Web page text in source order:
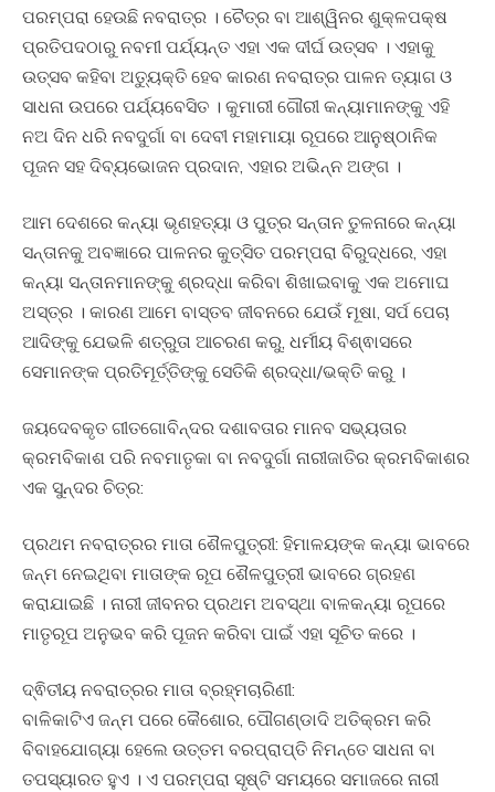
ପରମ୍ପରା ହେଉଛି ନବରାତ୍ର । ଚୈତ୍ର ବା ଆଶ୍ୱିନର ଶୁକ୍ଳପକ୍ଷ
ପ୍ରତିପଦଠାରୁ ନବମୀ ପର୍ଯ୍ୟନ୍ତ ଏହା ଏକ ଦୀର୍ଘ ଉତ୍ସବ । ଏହାକୁ
ଉତ୍ସବ କହିବା ଅତ୍ୟୁକ୍ତି ହେବ କାରଣ ନବରାତ୍ର ପାଳନ ତ୍ୟାଗ ଓ
ସାଧନା ଉପରେ ପର୍ଯ୍ୟବେସିତ । କୁମାରୀ ଗୌରୀ କନ୍ୟାମାନଙ୍କୁ ଏହି
ନଅ ଦିନ ଧରି ନବଦୁର୍ଗା ବା ଦେବୀ ମହାମାୟା ରୂପରେ ଆନୁଷ୍ଠାନିକ
ପୂଜନ ସହ ଦିବ୍ୟଭୋଜନ ପ୍ରଦାନ, ଏହାର ଅଭିନ୍ନ ଅଙ୍ଗ ।
ଆମ ଦେଶରେ କନ୍ୟା ଭୃଣହତ୍ୟା ଓ ପୁତ୍ର ସନ୍ତାନ ତୁଳନାରେ କନ୍ୟା
ସନ୍ତାନକୁ ଅବଜ୍ଞାରେ ପାଳନର କୁତ୍ସିତ ପରମ୍ପରା ବିରୁଦ୍ଧରେ, ଏହା
କନ୍ୟା ସନ୍ତାନମାନଙ୍କୁ ଶ୍ରଦ୍ଧା କରିବା ଶିଖାଇବାକୁ ଏକ ଅମୋଘ
ଅସ୍ତ୍ର । କାରଣ ଆମେ ବାସ୍ତବ ଜୀବନରେ ଯେଉଁ ମୂଷା, ସର୍ପ ପେଚା
ଆଦିଙ୍କୁ ଯେଭଳି ଶତ୍ରୁତା ଆଚରଣ କରୁ, ଧର୍ମୀୟ ବିଶ୍ଵାସରେ
ସେମାନଙ୍କ ପ୍ରତିମୂର୍ତ୍ତିଙ୍କୁ ସେତିକି ଶ୍ରଦ୍ଧା/ଭକ୍ତି କରୁ ।
ଜୟଦେବକୃତ ଗୀତଗୋବିନ୍ଦର ଦଶାବତାର ମାନବ ସଭ୍ୟତାର
କ୍ରମବିକାଶ ପରି ନବମାତୃକା ବା ନବଦୁର୍ଗା ନାରୀଜାତିର କ୍ରମବିକାଶର
ଏକ ସୁନ୍ଦର ଚିତ୍ର:
ପ୍ରଥମ ନବରାତ୍ରର ମାତା ଶୈଳପୁତ୍ରୀ: ହିମାଳୟଙ୍କ କନ୍ୟା ଭାବରେ
ଜନ୍ମ ନେଇଥିବା ମାତାଙ୍କ ରୂପ ଶୈଳପୁତ୍ରୀ ଭାବରେ ଗ୍ରହଣ
କରାଯାଇଛି । ନାରୀ ଜୀବନର ପ୍ରଥମ ଅବସ୍ଥା ବାଳକନ୍ୟା ରୂପରେ
ମାତୃରୂପ ଅନୁଭବ କରି ପୂଜନ କରିବା ପାଇଁ ଏହା ସୂଚିତ କରେ ।
ଦ୍ଵିତୀୟ ନବରାତ୍ରର ମାତା ବ୍ରହ୍ମଚାରିଣୀ:
ବାଳିକାଟିଏ ଜନ୍ମ ପରେ କୈଶୋର, ପୌଗଣ୍ଡାଦି ଅତିକ୍ରମ କରି
ବିବାହଯୋଗ୍ୟା ହେଲେ ଉତ୍ତମ ବରପ୍ରାପ୍ତି ନିମନ୍ତେ ସାଧନା ବା
ତପସ୍ୟାରତ ହୁଏ । ଏ ପରମ୍ପରା ସୃଷ୍ଟି ସମୟରେ ସମାଜରେ ନାରୀ